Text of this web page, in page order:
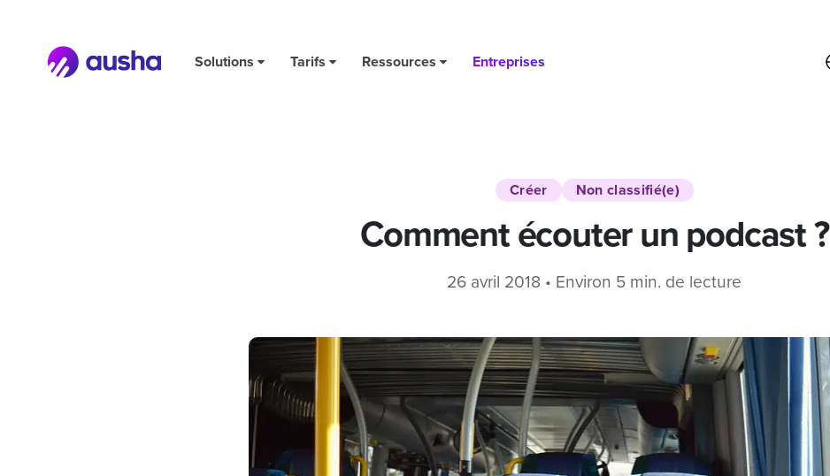
Solutions Tarifs Ressources Entreprises
Créer Non classifié(e)
Comment écouter un podcast ?
26 avril 2018 • Environ 5 min. de lecture